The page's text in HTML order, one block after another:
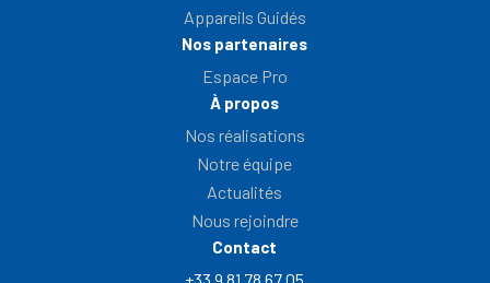
Appareils Guidés
Nos partenaires
Espace Pro
À propos
Nos réalisations
Notre équipe
Actualités
Nous rejoindre
Contact